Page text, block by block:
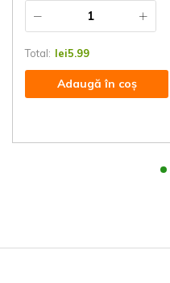
Total: lei5.99
Adaugă în coș